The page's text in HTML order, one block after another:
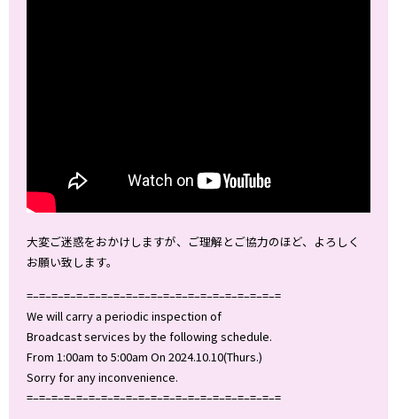
大変ご迷惑をおかけしますが、ご理解とご協力のほど、よろしく
お願い致します。
=–=–=–=–=–=–=–=–=–=–=–=–=–=–=–=–=–=–=–=–=
We will carry a periodic inspection of
Broadcast services by the following schedule.
From 1:00am to 5:00am On 2024.10.10(Thurs.)
Sorry for any inconvenience.
=–=–=–=–=–=–=–=–=–=–=–=–=–=–=–=–=–=–=–=–=